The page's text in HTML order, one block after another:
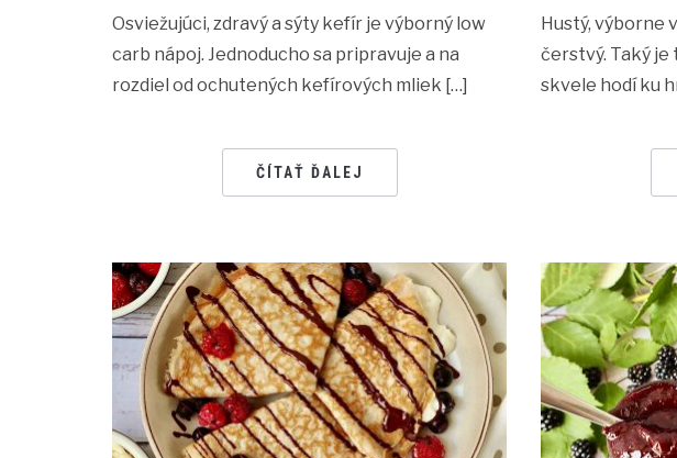
Osviežujúci, zdravý a sýty kefír je výborný low
carb nápoj. Jednoducho sa pripravuje a na
rozdiel od ochutených kefírových mliek […]
ČÍTAŤ ĎALEJ
Hustý, výborne
čerstvý. Taký
skvele hodí ku